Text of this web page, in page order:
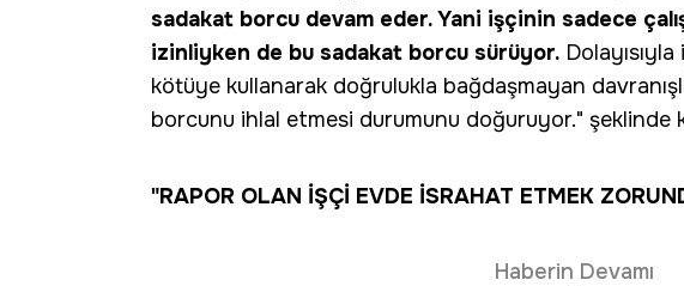
sadakat borcu devam eder. Yani işçinin sadece
izinliyken de bu sadakat borcu sürüyor.
kötüye kullanarak doğrulukla bağdaşmayan
borcunu ihlal etmesi durumunu doğuruyor." şeklinde
"RAPOR OLAN İŞÇİ EVDE İSRAHAT ETMEK
Haberin Devamı